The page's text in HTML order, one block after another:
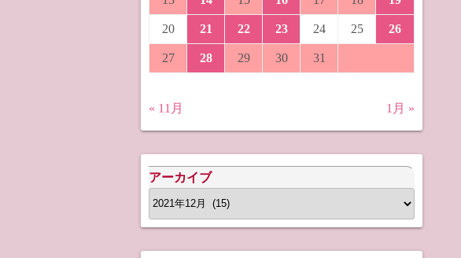
20 21 22 23 24 25 26
27 28 29 30 31
« 11月 1月 »
アーカイブ
ア
ー